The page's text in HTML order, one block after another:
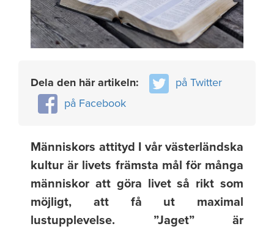
Dela den här artikeln:
på Twitter
på Facebook
Människors attityd I vår västerländska
kultur är livets främsta mål för många
människor att göra livet så rikt som
möjligt, att få ut maximal
lustupplevelse. ”Jaget” är